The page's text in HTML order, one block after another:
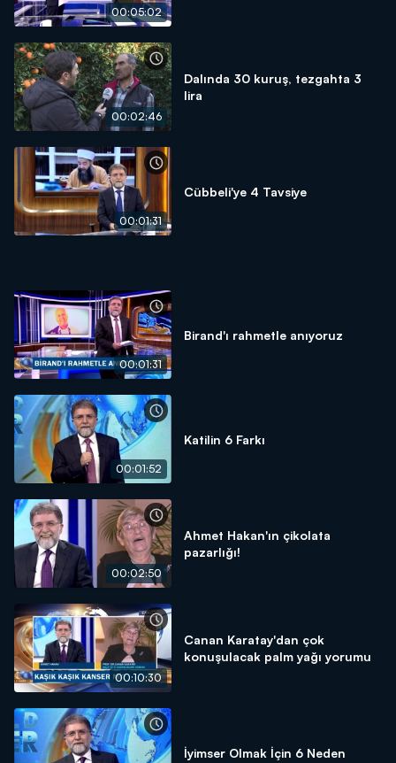
00:05:02
00:02:46
Dalında 30 kuruş, tezgahta 3
lira
00:01:31
Cübbeli'ye 4 Tavsiye
00:01:31
Birand'ı rahmetle anıyoruz
00:01:52
Katilin 6 Farkı
00:02:50
Ahmet Hakan'ın çikolata
pazarlığı!
00:10:30
Canan Karatay'dan çok
konuşulacak palm yağı yorumu
İyimser Olmak İçin 6 Neden